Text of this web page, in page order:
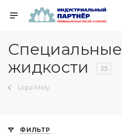
Специальные
жидкости
35
Liqui Moly
ФИЛЬТР